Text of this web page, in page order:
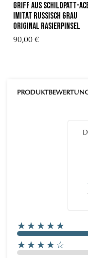
griff aus schildpatt-
imitat Russisch Grau
Original rasierpinsel
90,00 €
★★★★★
★★★★☆